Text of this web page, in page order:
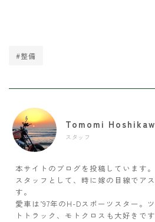
#整備
Tomomi
スタッフ
本サイトのブログを投稿しています。
スタッフとして、時に嫁の目線でア
す。
愛車は’97年のH-Dスポーツスター。
トトラック、モトクロスも大好きで